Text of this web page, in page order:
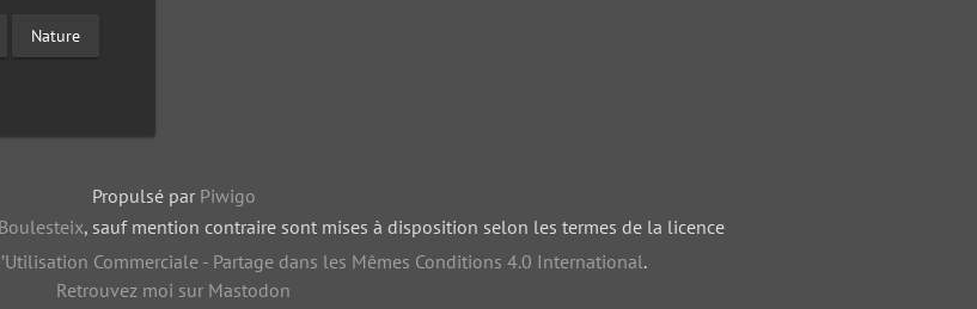
Nature
Propulsé par Piwigo
, sauf mention contraire sont mises à disposition selon les termes de la licence
Commerciale - Partage dans les Mêmes Conditions 4.0 International.
Retrouvez moi sur Mastodon